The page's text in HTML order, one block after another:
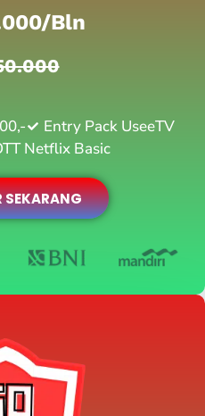
bln
Entry Pack UseeTV
Netflix Basic
SEKARANG